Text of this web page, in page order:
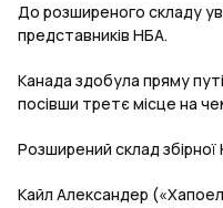
До розширеного складу
представників НБА.
Канада здобула пряму
посівши третє місце на
Розширений склад збірної
Кайл Александер